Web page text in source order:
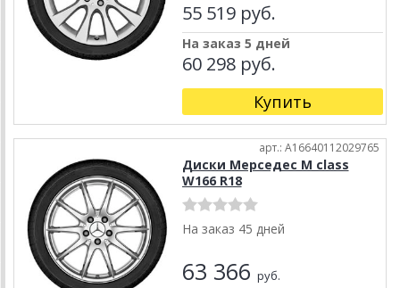
55 519 руб.
На заказ 5 дней
60 298 руб.
Купить
арт.: A16640112029765
Диски Мерседес M class
W166 R18
На заказ 45 дней
63 366 руб.